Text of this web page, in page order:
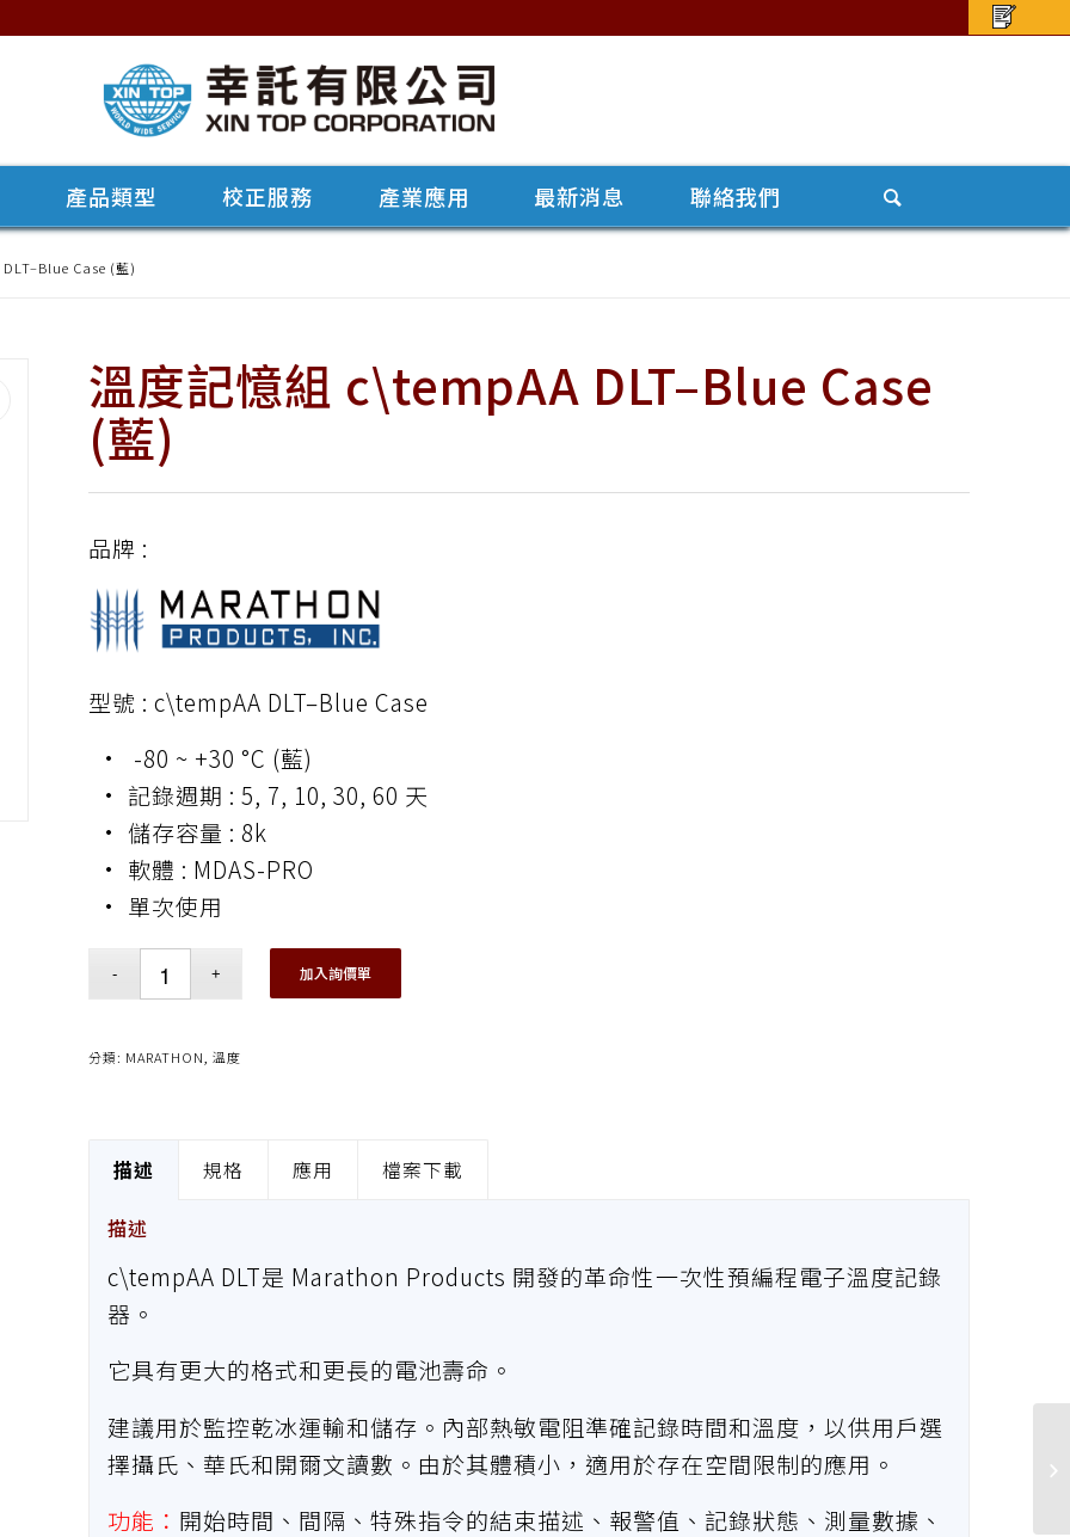
產品類型 校正服務 產業應用 最新消息 聯絡我們
Case (藍)
溫度記憶組 c\tempAA DLT–Blue Case
(藍)
品牌 :
型號 : c\tempAA DLT–Blue Case
• -80 ~ +30 °C (藍)
• 記錄週期 : 5, 7, 10, 30, 60 天
• 儲存容量 : 8k
• 軟體 : MDAS-PRO
• 單次使用
加入詢價單
分類: MARATHON 溫度
描述 規格 應用 檔案下載
描述
c\tempAA DLT是 Marathon Products 開發的革命性一次性預編程電子溫度記錄
器。
它具有更大的格式和更長的電池壽命。
建議用於監控乾冰運輸和儲存。內部熱敏電阻準確記錄時間和溫度，以供用戶選
擇攝氏、華氏和開爾文讀數。由於其體積小，適用於存在空間限制的應用。
功能： 開始時間、間隔、特殊指令的結束描述、報警值、記錄狀態、測量數據、